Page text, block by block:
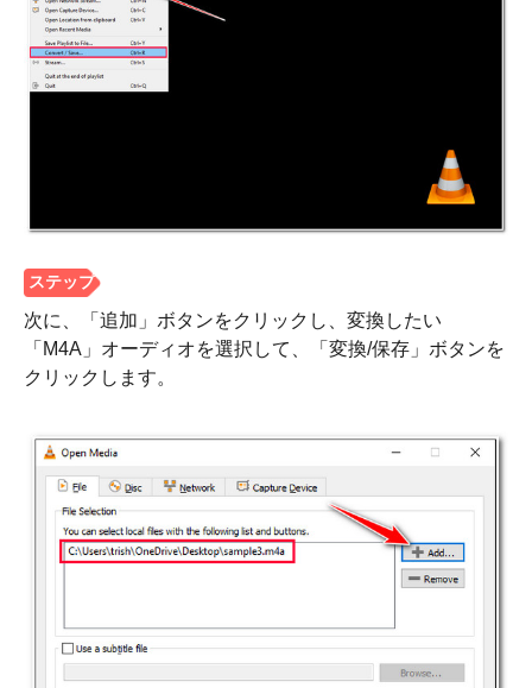
次に、「追加」ボタンをクリックし、変換したい
「M4A」オーディオを選択して、「変換/保存」ボタンを
クリックします。